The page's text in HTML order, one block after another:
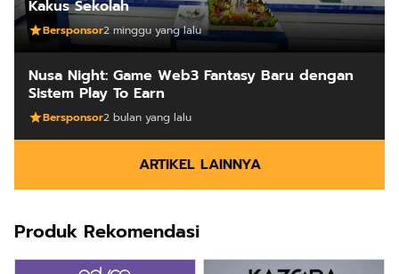
Kakus Sekolah
Bersponsor2 minggu yang lalu
Nusa Night: Game Web3 Fantasy Baru dengan
Sistem Play To Earn
Bersponsor2 bulan yang lalu
ARTIKEL LAINNYA
Produk Rekomendasi